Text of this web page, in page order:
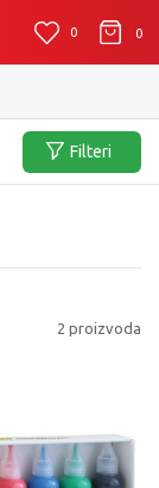
0 0
Filteri
2 proizvoda